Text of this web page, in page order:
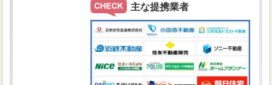
主な提携業者